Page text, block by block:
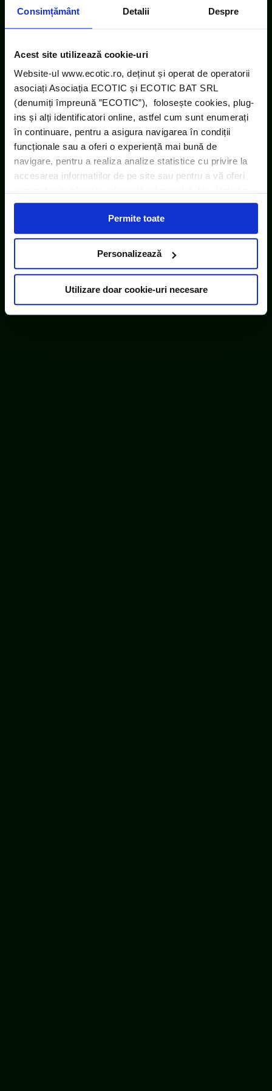
Consimțământ Detalii Despre
Acest site utilizează cookie-uri
Website-ul www.ecotic.ro, deținut și operat de operatorii
asociați Asociația ECOTIC și ECOTIC BAT SRL
(denumiți împreună ”ECOTIC”), folosește cookies, plug-
ins și alți identificatori online, astfel cum sunt enumerați
în continuare, pentru a asigura navigarea în condiții
funcționale sau a oferi o experiență mai bună de
navigare, pentru a realiza analize statistice cu privire la
accesarea informațiilor de pe site sau pentru a vă oferi
acești identificatori online sunt plasați de către ECOTIC
(cookie-uri primare), alții sunt cookie-uri dintr-un domeniu
diferit de domeniul site-ului web pe care îl vizitați (cookie-
uri terțe). Găsiți în ferestrele Detalii și Despre informații
consimțământul cu privire la acestea.
Permite toate
Personalizează
Utilizare doar cookie-uri necesare